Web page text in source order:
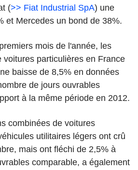
(>> Fiat Industrial SpA) une
et Mercedes un bond de 38%.
mois de l'année, les
voitures particulières en France
baisse de 8,5% en données
de jours ouvrables
à la même période en 2012.
combinées de voitures
utilitaires légers ont crû
mais ont fléchi de 2,5% à
comparable, a également